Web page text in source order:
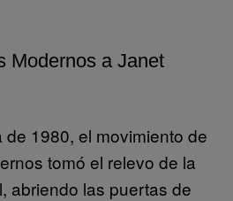
Modernos a Janet
1980, el movimiento de
tomó el relevo de la
abriendo las puertas de